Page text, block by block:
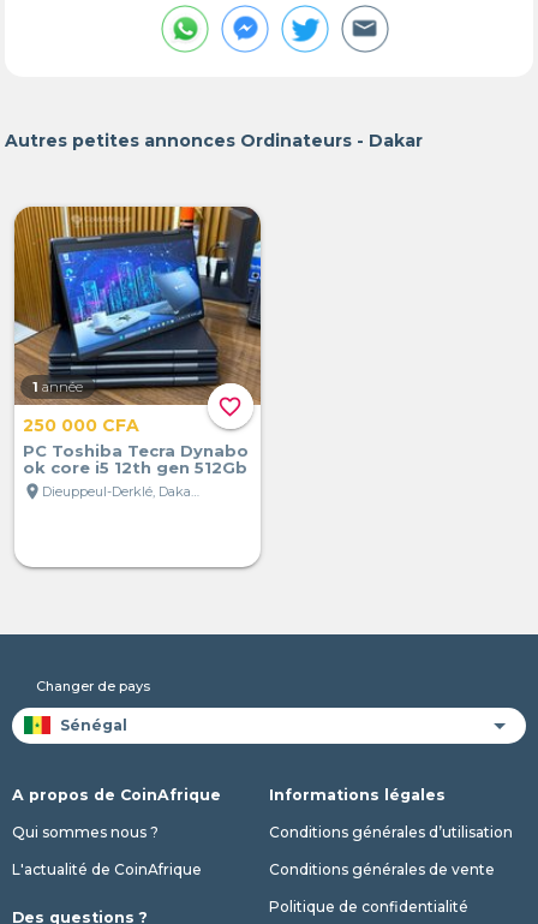
Autres petites annonces Ordinateurs - Dakar
favorite_border
1 année
250 000 CFA
PC Toshiba Tecra Dynabo
ok core i5 12th gen 512Gb
location_on
Changer de pays
A propos de CoinAfrique
Qui sommes nous ?
L'actualité de CoinAfrique
Des questions ?
Informations légales
Conditions générales d’utilisation
Conditions générales de vente
Politique de confidentialité